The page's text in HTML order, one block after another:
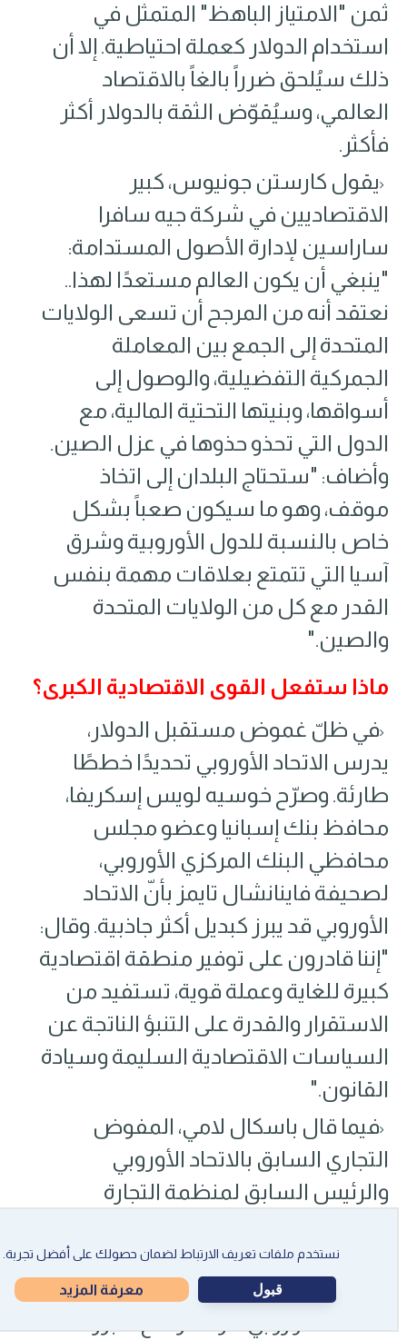
ثمن "الامتياز الباهظ" المتمثل في
استخدام الدولار كعملة احتياطية. إلا أن
ذلك سيُلحق ضرراً بالغاً بالاقتصاد
العالمي، وسيُقوّض الثقة بالدولار أكثر
فأكثر.
يقول كارستن جونيوس، كبير
الاقتصاديين في شركة جيه سافرا
ساراسين لإدارة الأصول المستدامة:
"ينبغي أن يكون العالم مستعدًا لهذا..
نعتقد أنه من المرجح أن تسعى الولايات
المتحدة إلى الجمع بين المعاملة
الجمركية التفضيلية، والوصول إلى
أسواقها، وبنيتها التحتية المالية، مع
الدول التي تحذو حذوها في عزل الصين.
وأضاف: "ستحتاج البلدان إلى اتخاذ
موقف، وهو ما سيكون صعباً بشكل
خاص بالنسبة للدول الأوروبية وشرق
آسيا التي تتمتع بعلاقات مهمة بنفس
القدر مع كل من الولايات المتحدة
والصين."
ماذا ستفعل القوى الاقتصادية الكبرى؟
في ظلّ غموض مستقبل الدولار،
يدرس الاتحاد الأوروبي تحديدًا خططًا
طارئة. وصرّح خوسيه لويس إسكريفا،
محافظ بنك إسبانيا وعضو مجلس
محافظي البنك المركزي الأوروبي،
لصحيفة فاينانشال تايمز بأنّ الاتحاد
الأوروبي قد يبرز كبديل أكثر جاذبية. وقال:
"إننا قادرون على توفير منطقة اقتصادية
كبيرة للغاية وعملة قوية، تستفيد من
الاستقرار والقدرة على التنبؤ الناتجة عن
السياسات الاقتصادية السليمة وسيادة
القانون."
فيما قال باسكال لامي، المفوض
التجاري السابق بالاتحاد الأوروبي
والرئيس السابق لمنظمة التجارة
ترامب قد تدفع الدول الأخرى إلى العمل
بشكل أوثق مع بعضها البعض. وأضاف:
نستخدم ملفات تعريف الارتباط لضمان حصولك على أفضل تجربة.
قبول معرفة المزيد